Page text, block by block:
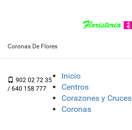
Coronas De Flores
902 02 72 35
/ 640 158 777
Inicio
Centros
Corazones y Cruces
Coronas